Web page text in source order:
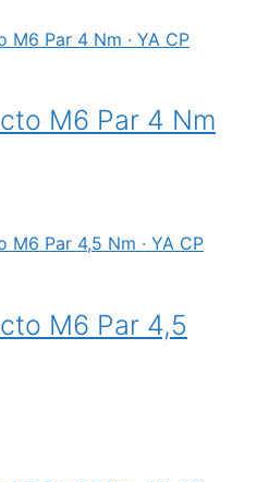
M6 Par 4 Nm
M6 Par 4,5